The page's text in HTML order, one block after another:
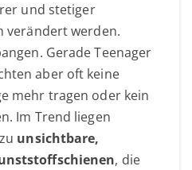
und stetiger
verändert werden.
Gerade Teenager
aber oft keine
mehr tragen oder kein
Im Trend liegen
unsichtbare,
, die